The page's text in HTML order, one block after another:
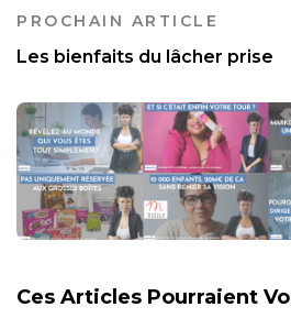
PROCHAIN ARTICLE
Les bienfaits du lâcher prise
Ces Articles Pourraient